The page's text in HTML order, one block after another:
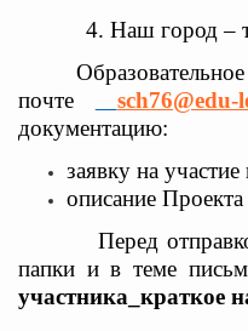
4. Наш город –
почте
sch76@edu-
документацию:
заявку на
описание
Перед отправкой
папки и в теме
участника_краткое